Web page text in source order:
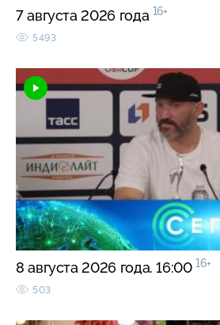
7 августа 2026 года 16+
5493
8 августа 2026 года. 16:00 16+
503